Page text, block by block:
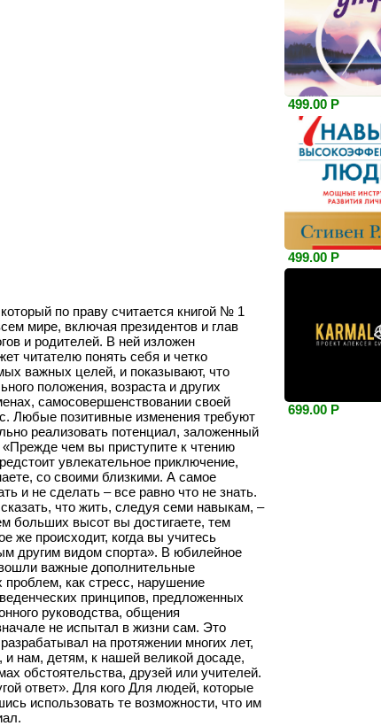
по праву считается книгой № 1
мире, включая президентов и глав
и родителей. В ней изложен
читателю понять себя и четко
важных целей, и показывают, что
положения, возраста и других
самосовершенствовании своей
Любые позитивные изменения требуют
реализовать потенциал, заложенный
«Прежде чем вы приступите к чтению
увлекательное приключение,
со своими близкими. А самое
и не сделать – все равно что не знать.
что жить, следуя семи навыкам, –
больших высот вы достигаете, тем
же происходит, когда вы учитесь
другим видом спорта». В юбилейное
важные дополнительные
как стресс, нарушение
принципов, предложенных
руководства, общения
не испытал в жизни сам. Это
на протяжении многих лет,
и нам, детям, к нашей великой досаде,
обстоятельства, друзей или учителей.
ответ». Для кого Для людей, которые
использовать те возможности, что им
499.00 Р
499.00 Р
699.00 Р